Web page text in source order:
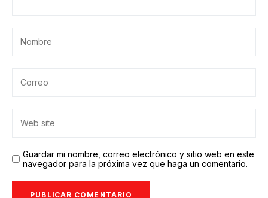
Guardar mi nombre, correo electrónico y sitio web en este
navegador para la próxima vez que haga un comentario.